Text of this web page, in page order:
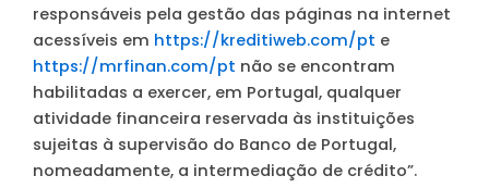
responsáveis pela gestão das páginas na internet
acessíveis em https://kreditiweb.com/pt e
https://mrfinan.com/pt não se encontram
habilitadas a exercer, em Portugal, qualquer
atividade financeira reservada às instituições
sujeitas à supervisão do Banco de Portugal,
nomeadamente, a intermediação de crédito”.